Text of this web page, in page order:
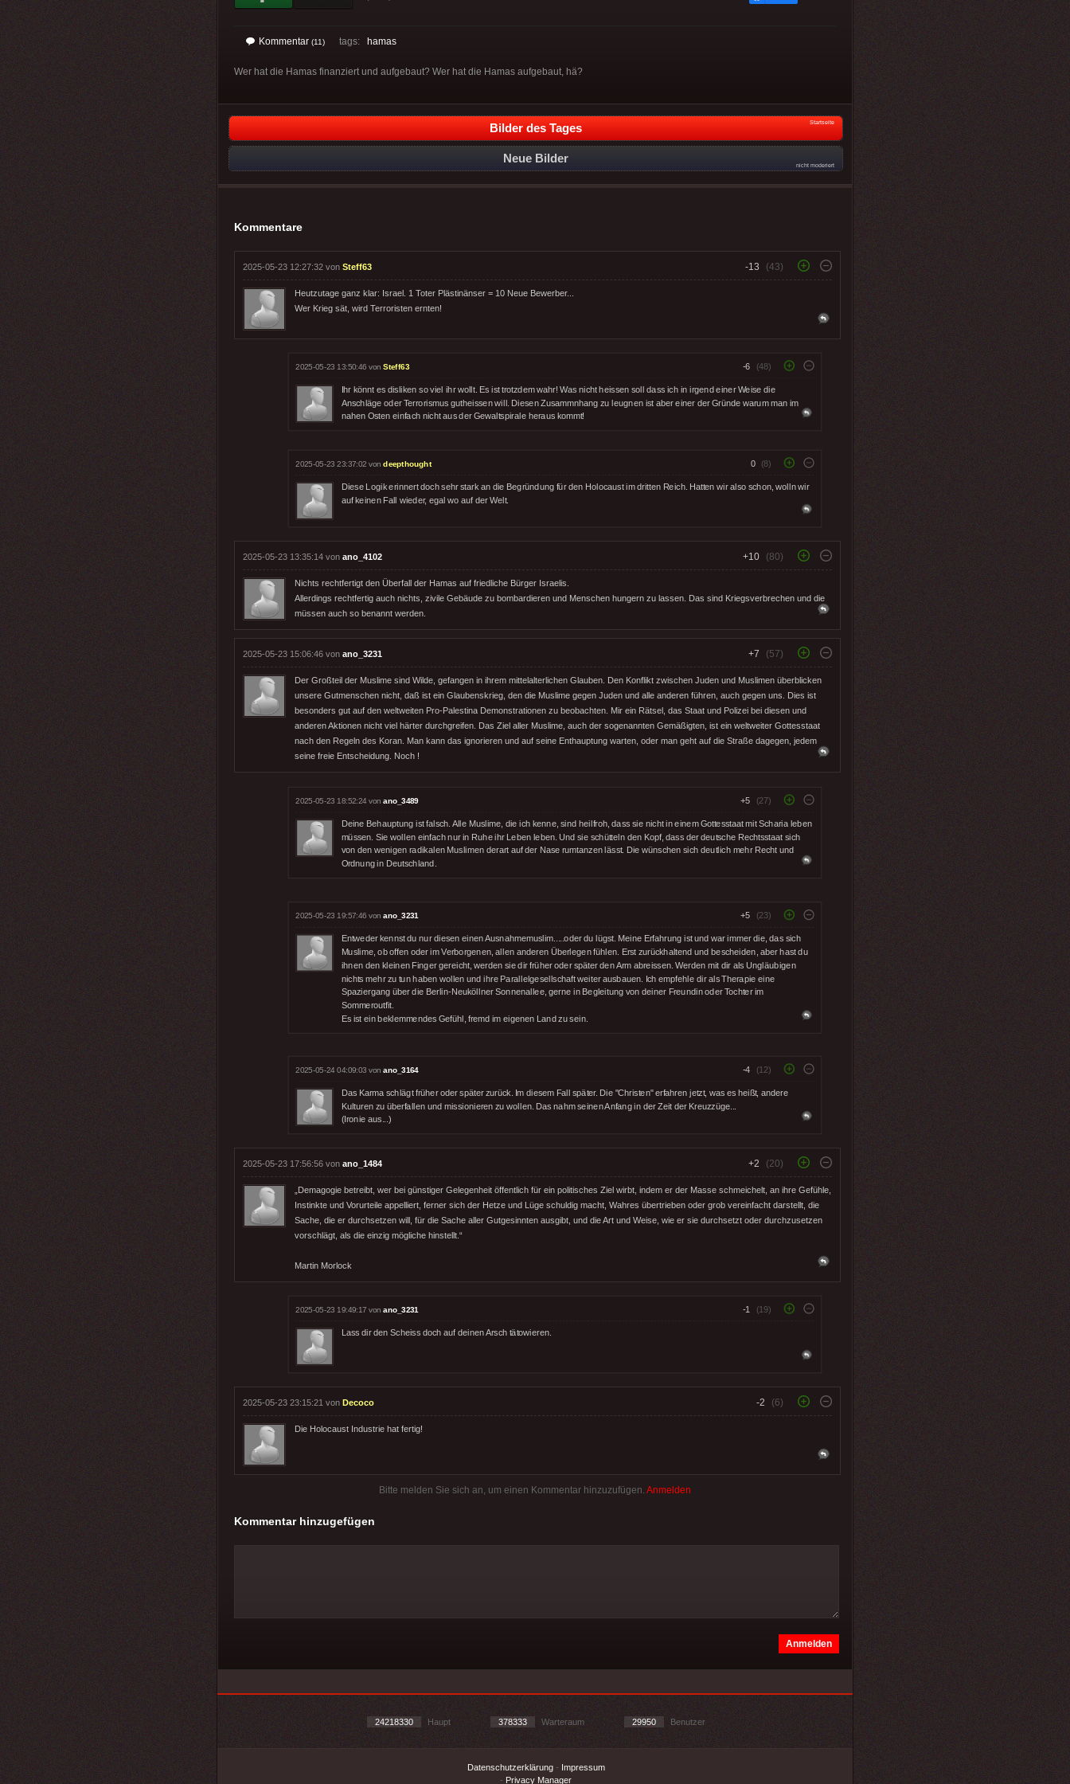
Kommentar (11) tags: hamas
Wer hat die Hamas finanziert und aufgebaut? Wer hat die Hamas aufgebaut, hä?
Bilder des Tages Startseite
Neue Bilder
nicht moderiert
Kommentare
2025-05-23 12:27:32 von Steff63 -13 (43)
Heutzutage ganz klar: Israel. 1 Toter Plästinänser = 10 Neue Bewerber...
Wer Krieg sät, wird Terroristen ernten!
2025-05-23 13:50:46 vonSteff63 -6 (48)
Ihr könnt es disliken so viel ihr wollt. Es ist trotzdem wahr! Was nicht heissen soll dass ich in irgend einer Weise die
Anschläge oder Terrorismus gutheissen will. Diesen Zusammnhang zu leugnen ist aber einer der Gründe warum man im
nahen Osten einfach nicht aus der Gewaltspirale heraus kommt!
2025-05-23 23:37:02 vondeepthought 0 (8)
Diese Logik erinnert doch sehr stark an die Begründung für den Holocaust im dritten Reich. Hatten wir also schon, wolln wir
auf keinen Fall wieder, egal wo auf der Welt.
2025-05-23 13:35:14 von ano_4102 +10 (80)
Nichts rechtfertigt den Überfall der Hamas auf friedliche Bürger Israelis.
Allerdings rechtfertig auch nichts, zivile Gebäude zu bombardieren und Menschen hungern zu lassen. Das sind Kriegsverbrechen und die
müssen auch so benannt werden.
2025-05-23 15:06:46 von ano_3231 +7 (57)
Der Großteil der Muslime sind Wilde, gefangen in ihrem mittelalterlichen Glauben. Den Konflikt zwischen Juden und Muslimen überblicken
unsere Gutmenschen nicht, daß ist ein Glaubenskrieg, den die Muslime gegen Juden und alle anderen führen, auch gegen uns. Dies ist
besonders gut auf den weltweiten Pro-Palestina Demonstrationen zu beobachten. Mir ein Rätsel, das Staat und Polizei bei diesen und
anderen Aktionen nicht viel härter durchgreifen. Das Ziel aller Muslime, auch der sogenannten Gemäßigten, ist ein weltweiter Gottesstaat
nach den Regeln des Koran. Man kann das ignorieren und auf seine Enthauptung warten, oder man geht auf die Straße dagegen, jedem
seine freie Entscheidung. Noch !
2025-05-23 18:52:24 vonano_3489 +5 (27)
Deine Behauptung ist falsch. Alle Muslime, die ich kenne, sind heilfroh, dass sie nicht in einem Gottesstaat mit Scharia leben
müssen. Sie wollen einfach nur in Ruhe ihr Leben leben. Und sie schütteln den Kopf, dass der deutsche Rechtsstaat sich
von den wenigen radikalen Muslimen derart auf der Nase rumtanzen lässt. Die wünschen sich deutlich mehr Recht und
Ordnung in Deutschland.
2025-05-23 19:57:46 vonano_3231 +5 (23)
Entweder kennst du nur diesen einen Ausnahmemuslim.....oder du lügst. Meine Erfahrung ist und war immer die, das sich
Muslime, ob offen oder im Verborgenen, allen anderen Überlegen fühlen. Erst zurückhaltend und bescheiden, aber hast du
ihnen den kleinen Finger gereicht, werden sie dir früher oder später den Arm abreissen. Werden mit dir als Ungläubigen
nichts mehr zu tun haben wollen und ihre Parallelgesellschaft weiter ausbauen. Ich empfehle dir als Therapie eine
Spaziergang über die Berlin-Neuköllner Sonnenallee, gerne in Begleitung von deiner Freundin oder Tochter im
Sommeroutfit.
Es ist ein beklemmendes Gefühl, fremd im eigenen Land zu sein.
2025-05-24 04:09:03 vonano_3164 -4 (12)
Das Karma schlägt früher oder später zurück. Im diesem Fall später. Die "Christen" erfahren jetzt, was es heißt, andere
Kulturen zu überfallen und missionieren zu wollen. Das nahm seinen Anfang in der Zeit der Kreuzzüge...
(Ironie aus...)
2025-05-23 17:56:56 von ano_1484 +2 (20)
„Demagogie betreibt, wer bei günstiger Gelegenheit öffentlich für ein politisches Ziel wirbt, indem er der Masse schmeichelt, an ihre Gefühle,
Instinkte und Vorurteile appelliert, ferner sich der Hetze und Lüge schuldig macht, Wahres übertrieben oder grob vereinfacht darstellt, die
Sache, die er durchsetzen will, für die Sache aller Gutgesinnten ausgibt, und die Art und Weise, wie er sie durchsetzt oder durchzusetzen
vorschlägt, als die einzig mögliche hinstellt.“
Martin Morlock
2025-05-23 19:49:17 vonano_3231 -1 (19)
Lass dir den Scheiss doch auf deinen Arsch tätowieren.
2025-05-23 23:15:21 von Decoco -2 (6)
Die Holocaust Industrie hat fertig!
Bitte melden Sie sich an, um einen Kommentar hinzuzufügen. Anmelden
Kommentar hinzugefügen
24218330 Haupt 378333 Warteraum 29950 Benutzer
Datenschutzerklärung- Impressum
- Privacy Manager